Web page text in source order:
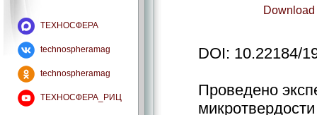
ТЕХНОСФЕРА
technospheramag
technospheramag
ТЕХНОСФЕРА_РИЦ
DOI: 10.22184/
Проведено